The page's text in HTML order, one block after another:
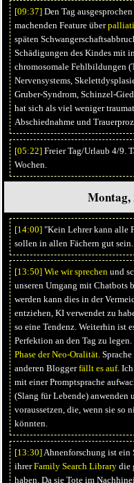
[09:37]Den Tag
machenden Feature über
späten
Schädigungen des Kindes mit
chromosomale Fehlbildungen
Nervensystems,
Gruber-Syndrom, Schinzel-
hat sich als viel weniger
Abschiednahme und
[05:22]Freier Tag/Urlaub 4/9.
Wochen.
Montag,
[14:00]"Kein Lehrer kann alle
sollen in allen Fächern gut
[13:50] Wie wir sprechenund
unseren Umgang mit Chatbots
werden kann dies in der
entziehen, KI verwendet zu
so eine Tendenz. Weiterhin ist
Perfektion an den Tag zu
Phase der Neo-Oralität.
anderen Bloggerfällt es auf.
mit einer Promptsprache
(Slang für Lebende) anwenden
voraussetzen, die, wenn sie so
könnten.
[13:30]Ahnenforschung ist ein
ihrerFamily Search Librarydie
haben. Da sie Tote im